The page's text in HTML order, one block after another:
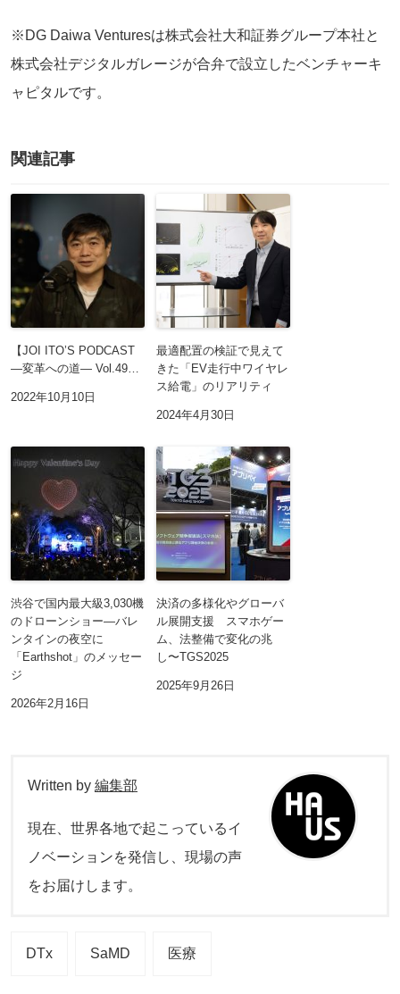
※DG Daiwa Venturesは株式会社大和証券グループ本社と
株式会社デジタルガレージが合弁で設立したベンチャーキ
ャピタルです。
関連記事
【JOI ITO’S PODCAST
―変革への道― Vol.49…
2022年10月10日
最適配置の検証で見えて
きた「EV走行中ワイヤレ
ス給電」のリアリティ
2024年4月30日
渋谷で国内最大級3,030機
のドローンショー―バレ
ンタインの夜空に
「Earthshot」のメッセー
ジ
2026年2月16日
決済の多様化やグローバ
ル展開支援 スマホゲー
ム、法整備で変化の兆
し〜TGS2025
2025年9月26日
Written by 編集部
現在、世界各地で起こっているイ
ノベーションを発信し、現場の声
をお届けします。
DTx SaMD 医療